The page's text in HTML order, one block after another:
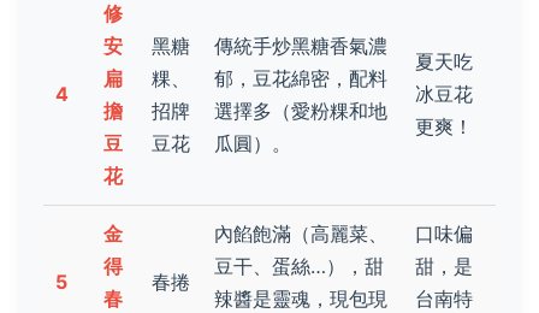
4
修
安
扁
擔
豆
花
黑糖
粿、
招牌
豆花
傳統手炒黑糖香氣濃
郁，豆花綿密，配料
選擇多（愛粉粿和地
瓜圓）。
夏天吃
冰豆花
更爽！
5
金
得
春
春捲
內餡飽滿（高麗菜、
豆干、蛋絲…），甜
辣醬是靈魂，現包現
口味偏
甜，是
台南特